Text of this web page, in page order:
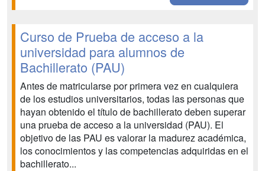
Curso de Prueba de acceso a la
universidad para alumnos de
Bachillerato (PAU)
Antes de matricularse por primera vez en cualquiera
de los estudios universitarios, todas las personas que
hayan obtenido el título de bachillerato deben superar
una prueba de acceso a la universidad (PAU). El
objetivo de las PAU es valorar la madurez académica,
los conocimientos y las competencias adquiridas en el
bachillerato...